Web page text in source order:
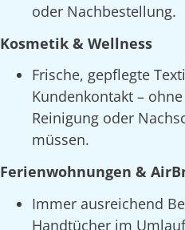
oder Nachbestellung.
Kosmetik & Wellness
Frische, gepflegte
Kundenkontakt –
Reinigung oder
müssen.
Ferienwohnungen &
Immer ausreichend
Handtücher im